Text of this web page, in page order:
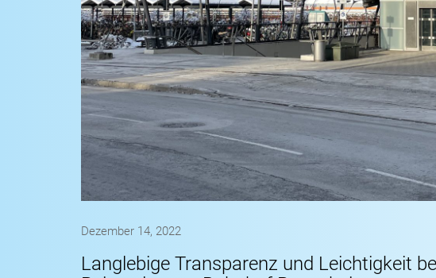
Dezember 14, 2022
Langlebige Transparenz und Leichtigkeit